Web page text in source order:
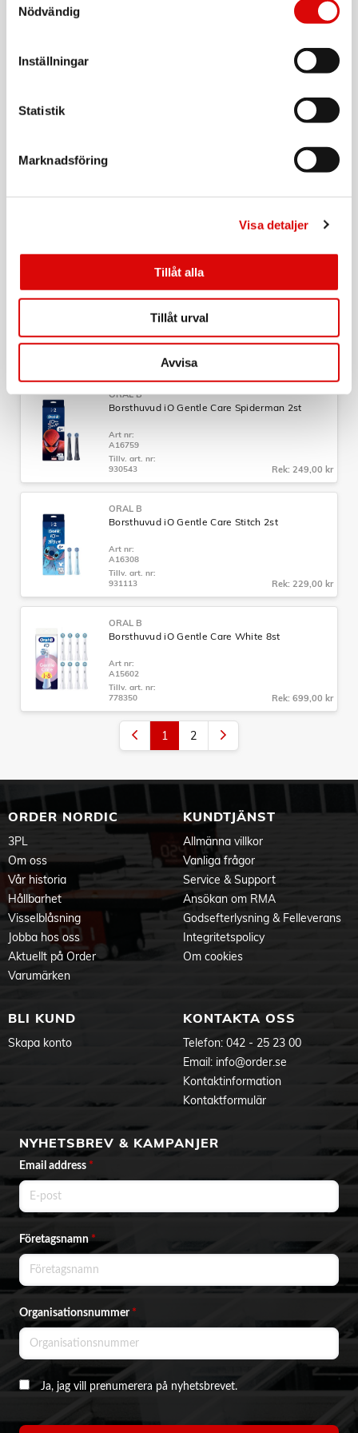
Nödvändig
Inställningar
Statistik
Marknadsföring
Visa detaljer
Tillåt alla
Tillåt urval
Avvisa
Rek: 399,00 kr
Rek: 229,00 kr
Borsthuvud iO Gentle Care White 6st
Tillv. art. nr:
ORAL B
Borsthuvud iO Gentle Care Spiderman 2st
Art nr:
A16759
Tillv. art. nr:
930543
Rek: 249,00 kr
ORAL B
Borsthuvud iO Gentle Care Stitch 2st
Art nr:
A16308
Tillv. art. nr:
931113
Rek: 229,00 kr
ORAL B
Borsthuvud iO Gentle Care White 8st
Art nr:
A15602
Tillv. art. nr:
778350
Rek: 699,00 kr
1 2
ORDER NORDIC
3PL
Om oss
Vår historia
Hållbarhet
Visselblåsning
Jobba hos oss
Aktuellt på Order
Varumärken
KUNDTJÄNST
Allmänna villkor
Vanliga frågor
Service & Support
Ansökan om RMA
Godsefterlysning & Felleverans
Integritetspolicy
Om cookies
BLI KUND
Skapa konto
KONTAKTA OSS
Telefon: 042 - 25 23 00
Email: info@order.se
Kontaktinformation
Kontaktformulär
NYHETSBREV & KAMPANJER
Email address *
Företagsnamn*
Organisationsnummer *
Ja, jag vill prenumerera på nyhetsbrevet.